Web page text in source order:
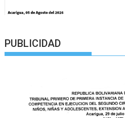
PUBLICIDAD